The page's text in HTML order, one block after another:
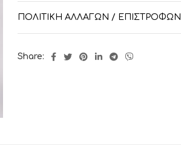
ΠΟΛΙΤΙΚΉ ΑΛΛΑΓΏΝ / ΕΠΙΣΤΡΟΦΏΝ
Share: